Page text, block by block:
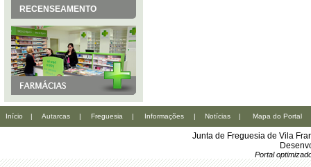
RECENSEAMENTO
Início | Autarcas | Freguesia | Informações | Notícias | Mapa do Portal
Junta de Freguesia de Vila
Portal